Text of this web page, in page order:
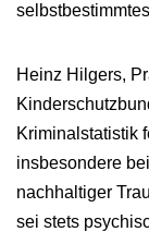
Heinz Hilgers,
Kriminalstatistik
insbesondere
nachhaltiger
sei stets